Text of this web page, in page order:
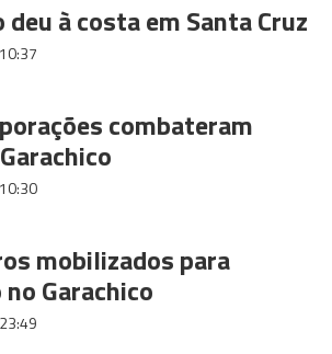
à costa em Santa Cruz
10:37
combateram
10:30
mobilizados para
Garachico
23:49